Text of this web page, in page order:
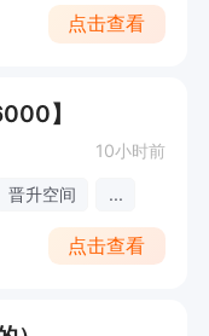
点击查看
】
10小时前
晋升空间 ...
点击查看